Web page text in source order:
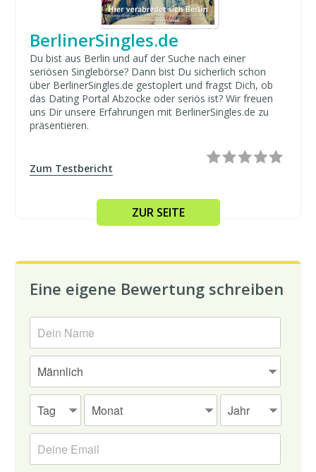
BerlinerSingles.de
Du bist aus Berlin und auf der Suche nach einer
seriösen Singlebörse? Dann bist Du sicherlich schon
über BerlinerSingles.de gestoplert und fragst Dich, ob
das Dating Portal Abzocke oder seriös ist? Wir freuen
uns Dir unsere Erfahrungen mit BerlinerSingles.de zu
präsentieren.
Zum Testbericht
ZUR SEITE
Eine eigene Bewertung schreiben